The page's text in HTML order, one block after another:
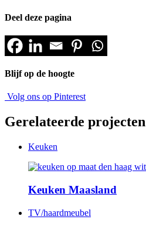
Deel deze pagina
Blijf op de hoogte
Volg ons op Pinterest
Gerelateerde projecten
Keuken
Keuken Maasland
TV/haardmeubel